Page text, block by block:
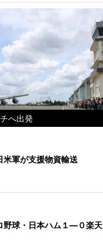
へ出発
米軍が支援物資輸送
野球・日本ハム１―０楽天